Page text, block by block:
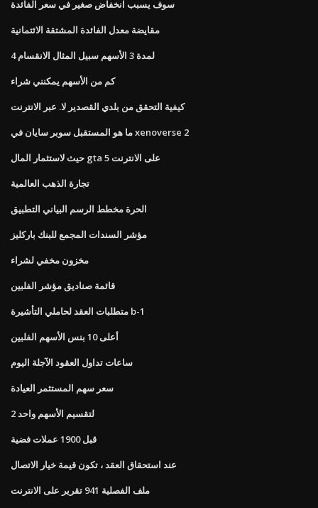
سوف يسبب انخفاض صغير في سعر الفائدة
مقايضة معدل الفائدة المشتقة الائتمانية
4 لمدة 3 الأسهم سبيل المثال الانقسام
كم من الأسهم يمكنني شراء
كيفية التحقق من بلدي القصدير لا. عبر الانترنت
ما هو المستقبل سوبر سايان في xenoverse 2
حيث لاستثمار المال gta 5 على الانترنت
تجارة الذهب العالمية
الحرة مخطط الرسم البياني التطبيق
مؤشر السندات المجمع للبنك باركليز
مخزون مخفي لشراء
قائمة صناديق مؤشر الفلبين
متطلبات العقد لحاملي التأشيرة b-1
أعلى 10 بنس الأسهم الفلبين
ساعات تداول العقود الآجلة اليوم
سعر سهم المستثمر العيادة
2 لتقسيم الأسهم واحد
قبل 1900 عملات فضية
عند استحقاق العقد ، تكون قيمة خيار الاتصال
ملف الفصلية 941 تقرير على الانترنت